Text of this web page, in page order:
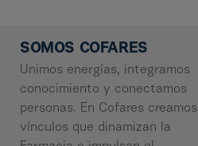
SOMOS COFARES
Unimos energías, integramos
conocimiento y conectamos
personas. En Cofares creamos
vínculos que dinamizan la